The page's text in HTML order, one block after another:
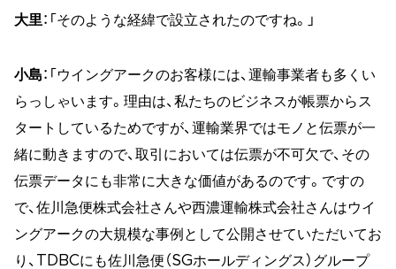
大里：「そのような経緯で設立されたのですね。」
小島：「ウイングアークのお客様には、運輸事業者も多くい
らっしゃいます。理由は、私たちのビジネスが帳票からス
タートしているためですが、運輸業界ではモノと伝票が一
緒に動きますので、取引においては伝票が不可欠で、その
伝票データにも非常に大きな価値があるのです。ですの
で、佐川急便株式会社さんや西濃運輸株式会社さんはウイ
ングアークの大規模な事例として公開させていただいてお
り、TDBCにも佐川急便（SGホールディングス）グループ